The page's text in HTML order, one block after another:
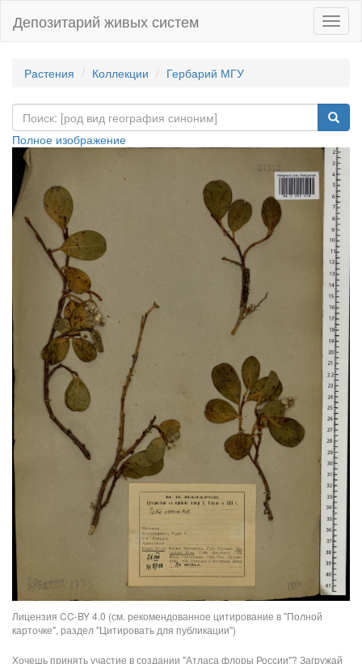
Депозитарий живых систем
Растения Коллекции Гербарий МГУ
Полное изображение
Лицензия CC-BY 4.0 (см. рекомендованное цитирование в "Полной
карточке", раздел "Цитировать для публикации")
Хочешь принять участие в создании "Атласа флоры России"? Загружай